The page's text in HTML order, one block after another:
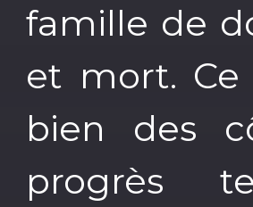
famille de
et mort. Ce
bien des
progrès